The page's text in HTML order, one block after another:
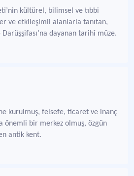
kültürel, bilimsel ve tıbbi
ve etkileşimli alanlarla tanıtan,
dayanan tarihî müze.
kurulmuş, felsefe, ticaret ve inanç
önemli bir merkez olmuş, özgün
antik kent.